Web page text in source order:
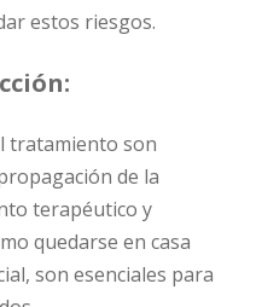
estos riesgos.
tratamiento son
de la
terapéutico y
quedarse en casa
son esenciales para